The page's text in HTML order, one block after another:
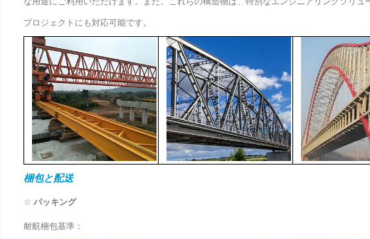
プロジェクトにも対応可能です。
梱包と配送
☆ パッキング
耐航梱包基準：